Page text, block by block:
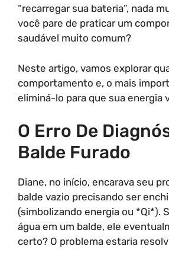
“recarregar sua bateria”, nada
você pare de praticar um
saudável muito comum?
Neste artigo, vamos explorar
comportamento e, o mais
eliminá-lo para que sua energia
O Erro De
Balde Furado
Diane, no início, encarava seu
balde vazio precisando ser
(simbolizando energia ou *Qi*).
água em um balde, ele
certo? O problema estaria